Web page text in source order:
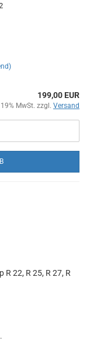
199,00 EUR
MwSt. zzgl. Versand
22, R 25, R 27, R